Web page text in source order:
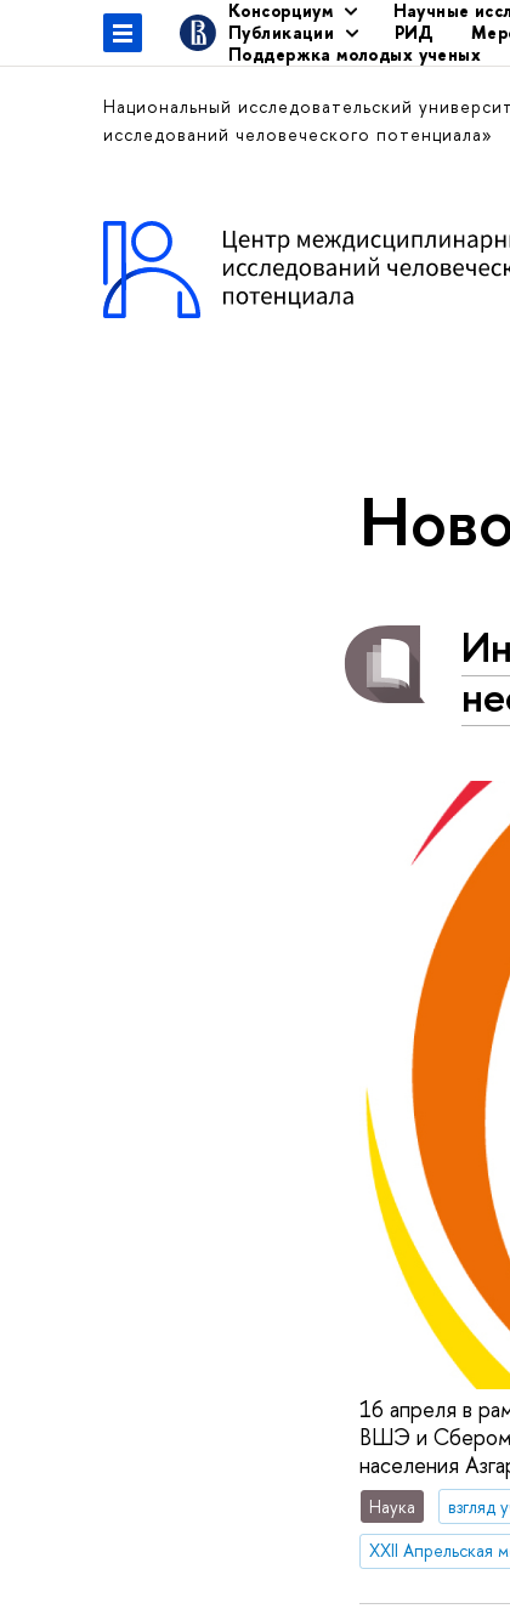
Консорциум Научные
Публикации
РИД
Поддержка молодых ученых
Национальный исследовательский
исследований человеческого потенциала»
16 апреля в
ВШЭ и Сбером,
населения
Наука взгляд